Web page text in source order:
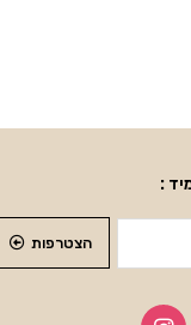
:
הצטרפות